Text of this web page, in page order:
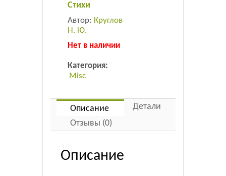
Стихи
Автор: Круглов
Н. Ю.
Нет в наличии
Категория:
Misc
Описание
Детали
Отзывы (0)
Описание